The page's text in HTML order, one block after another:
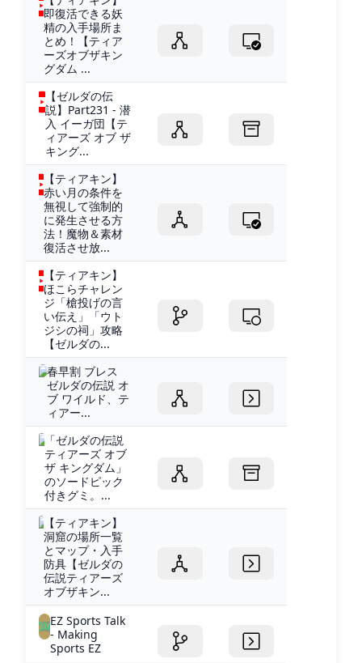
即復活できる妖
精の入手場所ま
とめ！【ティア
ーズオブザキン
グダム ...
【ゼルダの伝
説】Part231 - 潜
入 イーガ団【テ
ィアーズ オブ ザ
キング...
【ティアキン】
赤い月の条件を
無視して強制的
に発生させる方
法！魔物＆素材
復活させ放...
【ティアキン】
ほこらチャレン
ジ「槍投げの言
い伝え」「ウト
ジシの祠」攻略
【ゼルダの...
春早割 ブレス
ゼルダの伝説 オ
ブ ワイルド、テ
ィアー...
「ゼルダの伝説
ティアーズ オブ
ザ キングダム」
のソードピック
付きグミ。...
【ティアキン】
洞窟の場所一覧
とマップ・入手
防具【ゼルダの
伝説ティアーズ
オブザキン...
EZ Sports Talk
- Making
Sports EZ